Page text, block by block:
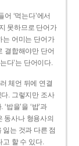
‘먹는다’에서
못하므로 단어가
는 어미는 단어가
결합해야만 단어
다’는 단어이다.
체언 뒤에 연결
. 그렇지만 조사
을’을 ‘밥’과
동사나 형용사의
는 것과 다른 점
고 할 수 있다.